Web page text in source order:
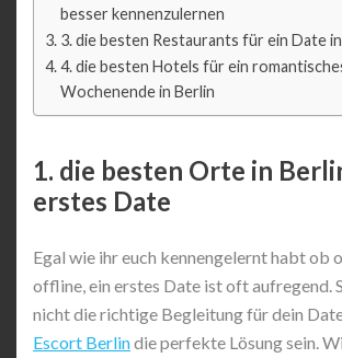
besser kennenzulernen
3. die besten Restaurants für ein Date
4. die besten Hotels für ein
Wochenende in Berlin
1. die besten Orte in
erstes Date
Egal wie ihr euch kennengelernt habt ob
offline, ein erstes Date ist oft aufregend.
nicht die richtige Begleitung für dein
Escort Berlindie perfekte Lösung sein.